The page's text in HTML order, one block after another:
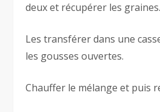
deux et récupérer les graines.
Les transférer dans une
les gousses ouvertes.
Chauffer le mélange et puis